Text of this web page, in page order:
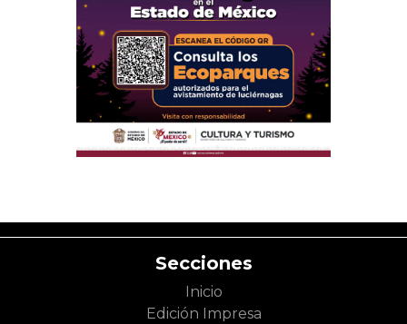
Secciones
Inicio
Edición Impresa